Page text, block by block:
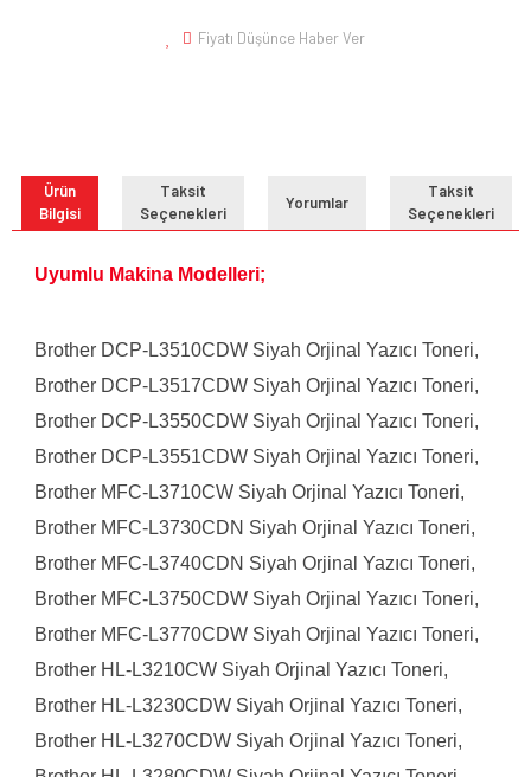
Fiyatı Düşünce Haber Ver
Ürün
Bilgisi
Taksit
Seçenekleri
Yorumlar
Taksit
Seçenekleri
Uyumlu Makina Modelleri;
Brother DCP-L3510CDW Siyah Orjinal Yazıcı Toneri,
Brother DCP-L3517CDW Siyah Orjinal Yazıcı Toneri,
Brother DCP-L3550CDW Siyah Orjinal Yazıcı Toneri,
Brother DCP-L3551CDW Siyah Orjinal Yazıcı Toneri,
Brother MFC-L3710CW Siyah Orjinal Yazıcı Toneri,
Brother MFC-L3730CDN Siyah Orjinal Yazıcı Toneri,
Brother MFC-L3740CDN Siyah Orjinal Yazıcı Toneri,
Brother MFC-L3750CDW Siyah Orjinal Yazıcı Toneri,
Brother MFC-L3770CDW Siyah Orjinal Yazıcı Toneri,
Brother HL-L3210CW Siyah Orjinal Yazıcı Toneri,
Brother HL-L3230CDW Siyah Orjinal Yazıcı Toneri,
Brother HL-L3270CDW Siyah Orjinal Yazıcı Toneri,